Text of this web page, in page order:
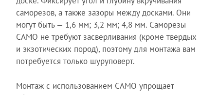
саморезов, а также зазоры между досками. Они
могут быть — 1,6 мм; 3,2 мм; 4,8 мм. Саморезы
CAMO не требуют засверливания (кроме твердых
и экзотических пород), поэтому для монтажа вам
потребуется только шуруповерт.
Монтаж с использованием CAMO упрощает